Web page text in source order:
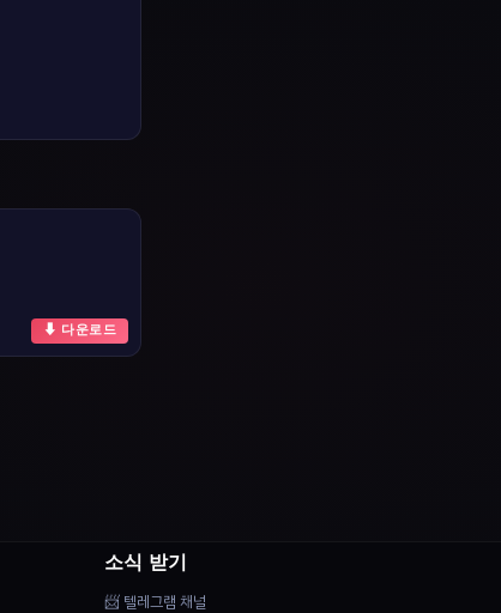
⬇ 다운로드
소식 받기
📨 텔레그램 채널